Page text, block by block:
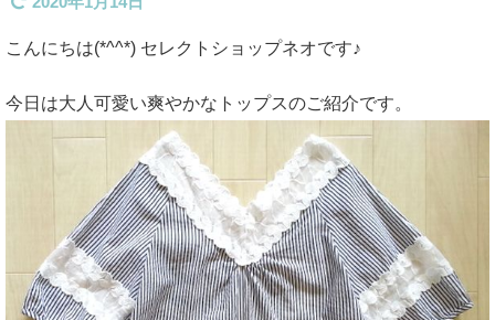
こんにちは(*^^*) セレクトショップネオです♪
今日は大人可愛い爽やかなトップスのご紹介です。